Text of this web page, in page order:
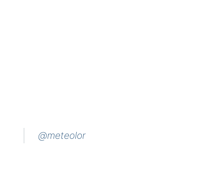
@meteolor